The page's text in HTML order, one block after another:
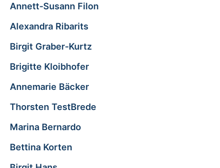
Annett-Susann Filon
Alexandra Ribarits
Birgit Graber-Kurtz
Brigitte Kloibhofer
Annemarie Bäcker
Thorsten TestBrede
Marina Bernardo
Bettina Korten